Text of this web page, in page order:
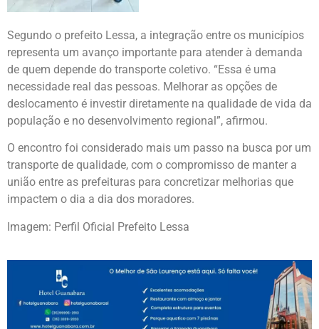
Segundo o prefeito Lessa, a integração entre os municípios
representa um avanço importante para atender à demanda
de quem depende do transporte coletivo. “Essa é uma
necessidade real das pessoas. Melhorar as opções de
deslocamento é investir diretamente na qualidade de vida da
população e no desenvolvimento regional”, afirmou.
O encontro foi considerado mais um passo na busca por um
transporte de qualidade, com o compromisso de manter a
união entre as prefeituras para concretizar melhorias que
impactem o dia a dia dos moradores.
Imagem: Perfil Oficial Prefeito Lessa